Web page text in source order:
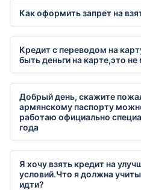
Как оформить запрет на
Кредит с переводом на
быть деньги на карте,это
Добрый день, скажите
армянскому паспорту
работаю официально
года
Я хочу взять кредит на
условий.Что я должна
идти?